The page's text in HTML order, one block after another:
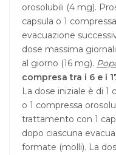
orosolubili (4 mg).
capsula o 1
evacuazione
dose massima
al giorno (16 mg).
compresa tra i 6 e i
La dose iniziale è di 1
o 1 compressa
trattamento con 1
dopo ciascuna
formate (molli). La